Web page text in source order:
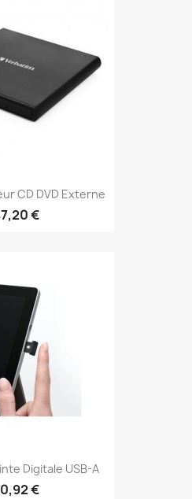
CD DVD Externe
€
Digitale USB-A
€